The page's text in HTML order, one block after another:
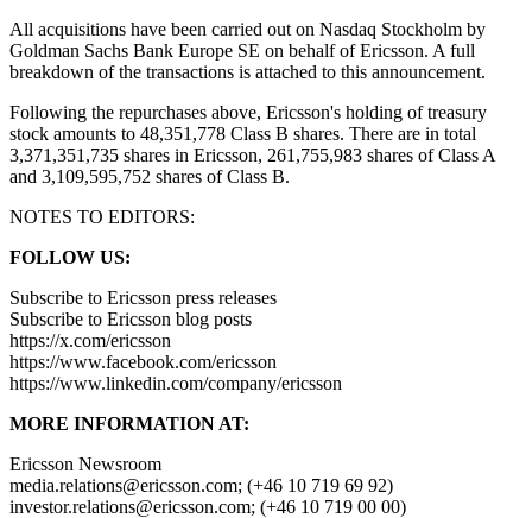
All acquisitions have been carried out on Nasdaq Stockholm by
Goldman Sachs Bank Europe SE on behalf of Ericsson. A full
breakdown of the transactions is attached to this announcement.
Following the repurchases above, Ericsson's holding of treasury
stock amounts to 48,351,778 Class B shares. There are in total
3,371,351,735 shares in Ericsson, 261,755,983 shares of Class A
and 3,109,595,752 shares of Class B.
NOTES TO EDITORS:
FOLLOW US:
Subscribe to Ericsson press releases
Subscribe to Ericsson blog posts
https://x.com/ericsson
https://www.facebook.com/ericsson
https://www.linkedin.com/company/ericsson
MORE INFORMATION AT:
Ericsson Newsroom
media.relations@ericsson.com; (+46 10 719 69 92)
investor.relations@ericsson.com; (+46 10 719 00 00)